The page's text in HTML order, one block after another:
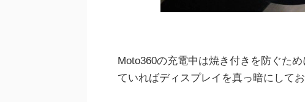
Moto360の充電中は焼き付きを防ぐため
ていればディスプレイを真っ暗にして